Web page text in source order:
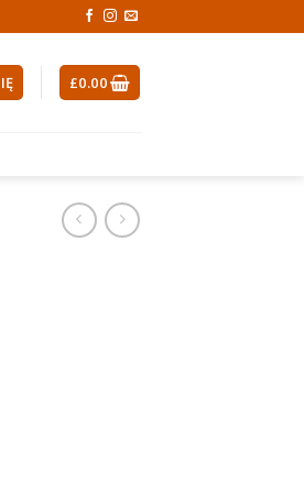
£0.00